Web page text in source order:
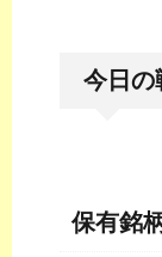
今日の
保有銘